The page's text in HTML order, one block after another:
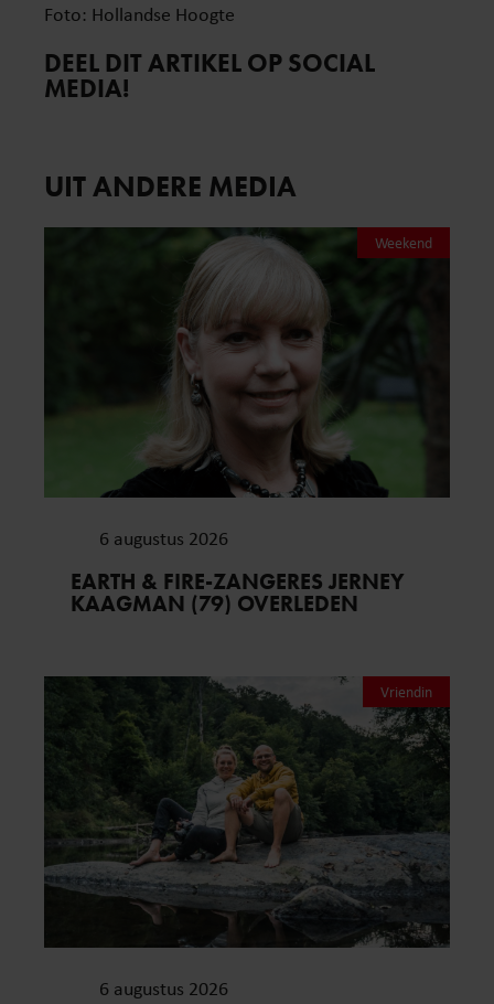
Foto: Hollandse Hoogte
DEEL DIT ARTIKEL OP SOCIAL
MEDIA!
UIT ANDERE MEDIA
Weekend
6 augustus 2026
EARTH & FIRE-ZANGERES JERNEY
KAAGMAN (79) OVERLEDEN
Vriendin
6 augustus 2026